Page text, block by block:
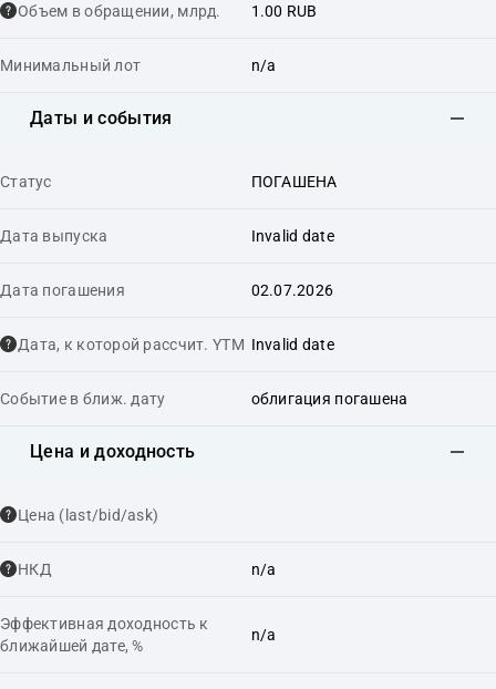
Объем в обращении, млрд. 1.00 RUB
Минимальный лот n/a
Даты и события
Статус ПОГАШЕНА
Дата выпуска Invalid date
Дата погашения 02.07.2026
Дата, к которой рассчит. YTM Invalid date
Событие в ближ. дату облигация погашена
Цена и доходность
Цена (last/bid/ask)
НКД n/a
Эффективная доходность к
ближайшей дате, %
n/a